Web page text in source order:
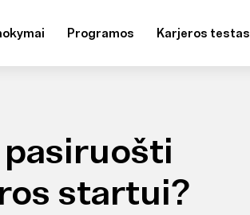
Programos Karjeros testas
pasiruošti
startui?